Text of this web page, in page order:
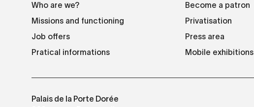
Who are we?
Missions and functioning
Job offers
Pratical informations
Become a patron
Privatisation
Press area
Mobile exhibitions
Palais de la Porte Dorée